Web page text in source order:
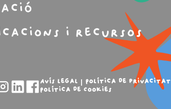
i recursos
Avís legal
Política de privacitat
Política de Cookies